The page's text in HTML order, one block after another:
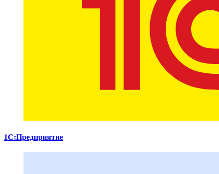
1С:Предприятие